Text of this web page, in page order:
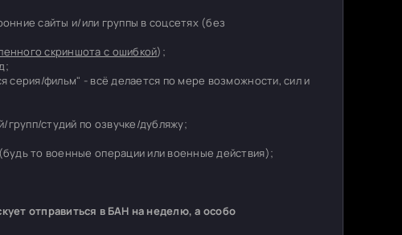
сайты и/или группы в соцсетях (без
скриншота с ошибкой);
серия/фильм" - всё делается по мере возможности, сил и
студий по озвучке/дубляжу;
то военные операции или военные действия);
отправиться в БАН на неделю, а особо